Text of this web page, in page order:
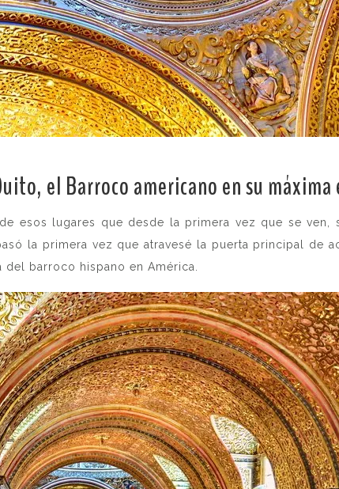
el Barroco americano en su
esos lugares que desde la primera vez que se ven,
la primera vez que atravesé la puerta principal de
del barroco hispano en América.